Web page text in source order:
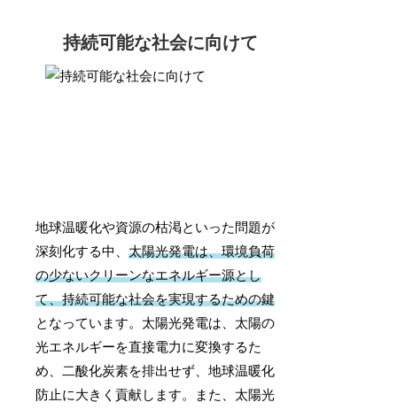
持続可能な社会に向けて
地球温暖化や資源の枯渇といった問題が
深刻化する中、太陽光発電は、環境負荷
の少ないクリーンなエネルギー源とし
て、持続可能な社会を実現するための鍵
となっています。太陽光発電は、太陽の
光エネルギーを直接電力に変換するた
め、二酸化炭素を排出せず、地球温暖化
防止に大きく貢献します。また、太陽光